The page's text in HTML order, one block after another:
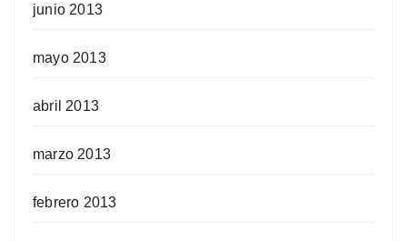
junio 2013
mayo 2013
abril 2013
marzo 2013
febrero 2013